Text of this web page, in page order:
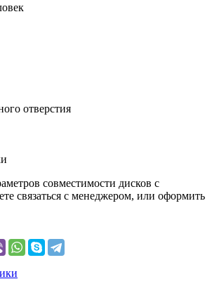
отверстия
совместимости дисков с
связаться с менеджером, или оформить